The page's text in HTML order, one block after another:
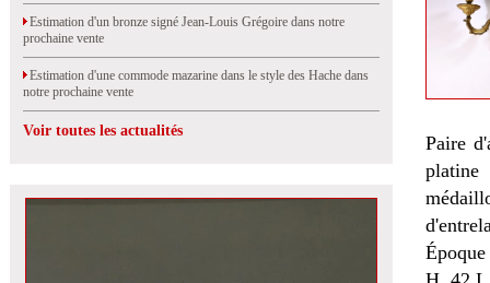
Estimation d'un bronze signé Jean-Louis Grégoire dans notre
prochaine vente
Estimation d'une commode mazarine dans le style des Hache dans
notre prochaine vente
Voir toutes les actualités
Paire
platine